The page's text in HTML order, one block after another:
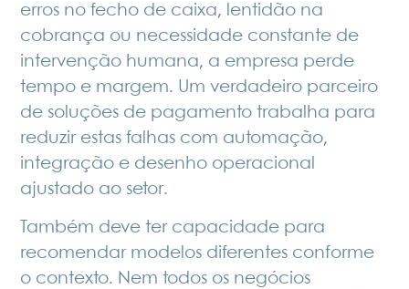
erros no fecho de caixa, lentidão na
cobrança ou necessidade constante de
intervenção humana, a empresa perde
tempo e margem. Um verdadeiro parceiro
de soluções de pagamento trabalha para
reduzir estas falhas com automação,
integração e desenho operacional
ajustado ao setor.
Também deve ter capacidade para
recomendar modelos diferentes conforme
o contexto. Nem todos os negócios